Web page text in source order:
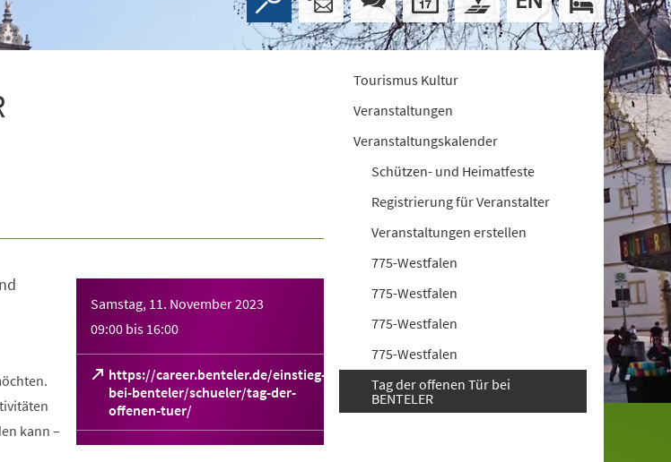
Samstag, 11. November 2023
09:00 bis 16:00
https://career.benteler.de/einstieg-
bei-benteler/schueler/tag-der-
offenen-tuer/
(Öffnet
in
einem
kann –
Tourismus Kultur
Veranstaltungen
Veranstaltungskalender
Schützen- und Heimatfeste
Registrierung für Veranstalter
Veranstaltungen erstellen
775-Westfalen
775-Westfalen
775-Westfalen
775-Westfalen
Tag der offenen Tür bei
BENTELER